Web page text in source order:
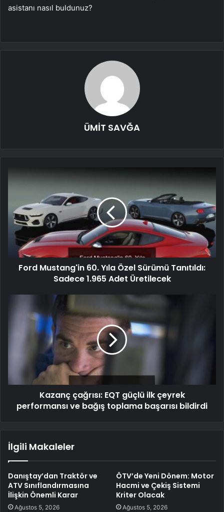
asistanı nasıl buldunuz?
ÜMİT SAVĞA
Ford Mustang'in 60. Yıla Özel Sürümü Tanıtıldı:
Sadece 1.965 Adet Üretilecek
Kazanç çağrısı: EQT güçlü ilk çeyrek
performansı ve bağış toplama başarısı bildirdi
İlgili Makaleler
Danıştay’dan Traktör ve
ATV Sınıflandırmasına
İlişkin Önemli Karar
Ağustos 5, 2026
ÖTV’de Yeni Dönem: Motor
Hacmi ve Çekiş Sistemi
Kriter Olacak
Ağustos 5, 2026